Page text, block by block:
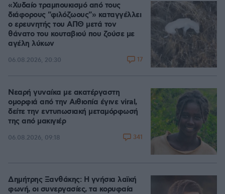
«Χυδαίο τραμπουκισμό από τους
διάφορους "φιλόζωους"» καταγγέλλει
ο ερευνητής του ΑΠΘ μετά τον
θάνατο του κουταβιού που ζούσε με
αγέλη λύκων
06.08.2026, 20:30 17
Νεαρή γυναίκα με ακατέργαστη
ομορφιά από την Αιθιοπία έγινε viral,
δείτε την εντυπωσιακή μεταμόρφωσή
της από μακιγιέρ
06.08.2026, 09:18 341
Δημήτρης Ξανθάκης: Η γνήσια λαϊκή
φωνή, οι συνεργασίες, τα κορυφαία